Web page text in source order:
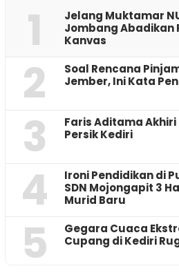
1
Jelang Muktamar
Jombang Abadikan
Kanvas
2
‎Soal Rencana
Jember, Ini Kata
3
Faris Aditama
Persik Kediri
4
Ironi Pendidikan di
SDN Mojongapit 3
Murid Baru
5
‎Gegara Cuaca
Cupang di Kediri